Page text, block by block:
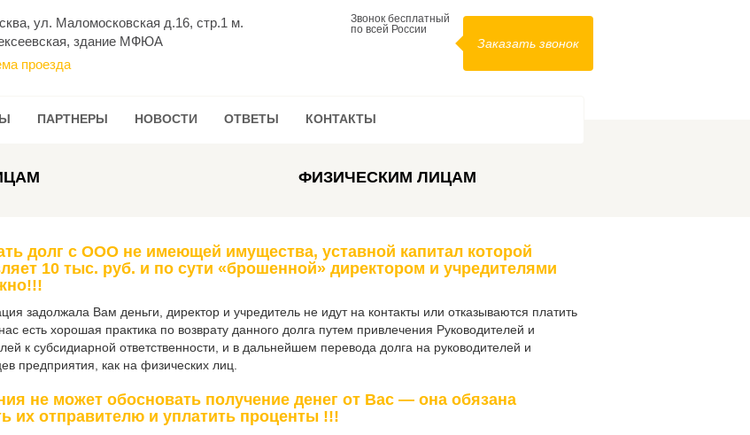
ул. Маломосковская д.16, стр.1 м.
здание МФЮА
проезда
Звонок бесплатный
по всей России
Заказать звонок
ПАРТНЕРЫ НОВОСТИ ОТВЕТЫ КОНТАКТЫ
ФИЗИЧЕСКИМ ЛИЦАМ
долг с ООО не имеющей имущества, уставной капитал которой
10 тыс. руб. и по сути «брошенной» директором и учредителями
задолжала Вам деньги, директор и учредитель не идут на контакты или отказываются платить
есть хорошая практика по возврату данного долга путем привлечения Руководителей и
к субсидиарной ответственности, и в дальнейшем перевода долга на руководителей и
предприятия, как на физических лиц.
не может обосновать получение денег от Вас — она обязана
их отправителю и уплатить проценты !!!